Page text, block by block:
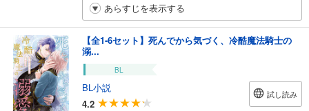
あらすじを表示する
【全1-6セット】死んでから気づく、冷酷魔法騎士の
溺...
BL
BL小説
4.2
試し読み